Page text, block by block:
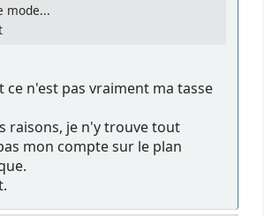
mode...
ce n'est pas vraiment ma tasse
raisons, je n'y trouve tout
mon compte sur le plan